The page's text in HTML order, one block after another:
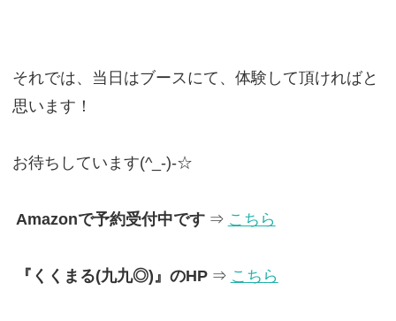
それでは、当日はブースにて、体験して頂ければと
思います！
お待ちしています(^_-)-☆
Amazonで予約受付中です ⇒ こちら
『くくまる(九九◎)』のHP ⇒ こちら